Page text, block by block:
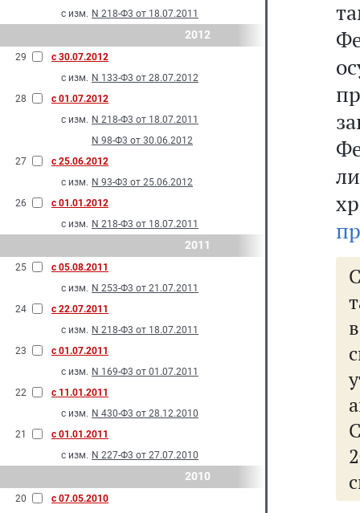
с изм. N 218-Ф3 от 18.07.2011
2012
29
с 30.07.2012
с изм. N 133-Ф3 от 28.07.2012
28
с 01.07.2012
с изм. N 218-Ф3 от 18.07.2011
N 98-Ф3 от 30.06.2012
27
с 25.06.2012
с изм. N 93-Ф3 от 25.06.2012
26
с 01.01.2012
с изм. N 218-Ф3 от 18.07.2011
2011
25
с 05.08.2011
с изм. N 253-Ф3 от 21.07.2011
24
с 22.07.2011
с изм. N 218-Ф3 от 18.07.2011
23
с 01.07.2011
с изм. N 169-Ф3 от 01.07.2011
22
с 11.01.2011
с изм. N 430-Ф3 от 28.12.2010
21
с 01.01.2011
с изм. N 227-Ф3 от 27.07.2010
2010
20
с 07.05.2010